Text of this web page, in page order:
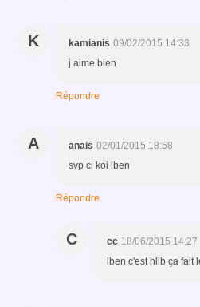
K kamianis 09/02/2015 14:33
j aime bien
Répondre
A anais 02/01/2015 18:58
svp ci koi lben
Répondre
C cc 18/06/2015 14:27
lben c'est hlib ça fait